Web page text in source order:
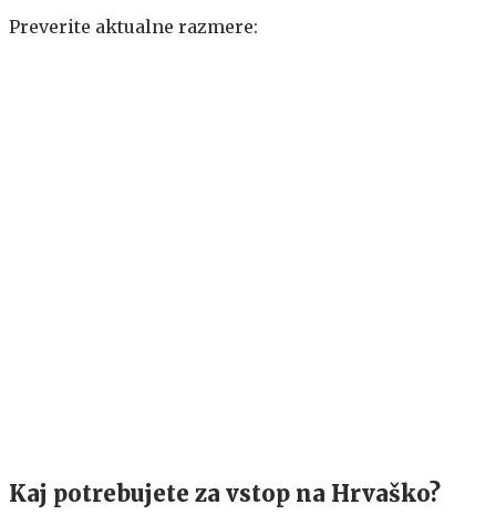
Preverite aktualne razmere:
Kaj potrebujete za vstop na Hrvaško?